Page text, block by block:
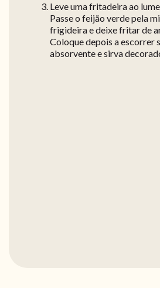
Leve uma fritadeira ao
Passe o feijão verde pela
frigideira e deixe fritar de
Coloque depois a escorrer
absorvente e sirva